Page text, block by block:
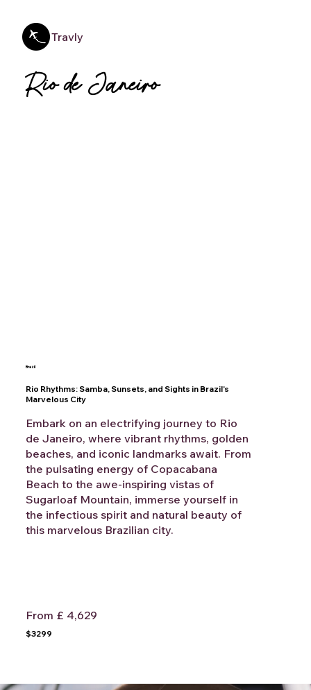
Travly
Rio de Janeiro
Brazil
Rio Rhythms: Samba, Sunsets, and Sights in Brazil's
Marvelous City
Embark on an electrifying journey to Rio
de Janeiro, where vibrant rhythms, golden
beaches, and iconic landmarks await. From
the pulsating energy of Copacabana
Beach to the awe-inspiring vistas of
Sugarloaf Mountain, immerse yourself in
the infectious spirit and natural beauty of
this marvelous Brazilian city.
From £ 4,629
$3299